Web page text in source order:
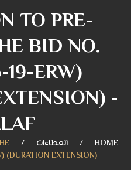
TO PRE-
BID NO.
ERW)
-
HOME العطاءات
(DURATION EXTENSION)